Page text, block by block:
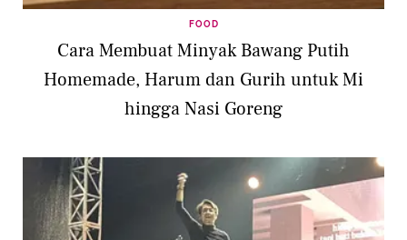
FOOD
Cara Membuat Minyak Bawang Putih
Homemade, Harum dan Gurih untuk Mi
hingga Nasi Goreng